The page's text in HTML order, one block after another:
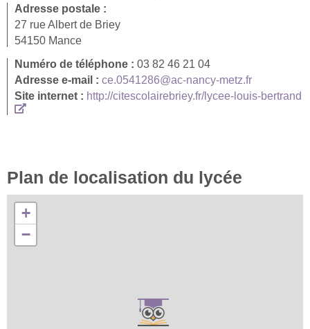
Adresse postale :
27 rue Albert de Briey
54150 Mance
Numéro de téléphone : 03 82 46 21 04
Adresse e-mail : ce.0541286@ac-nancy-metz.fr
Site internet : http://citescolairebriey.fr/lycee-louis-bertrand
Plan de localisation du lycée
+
−